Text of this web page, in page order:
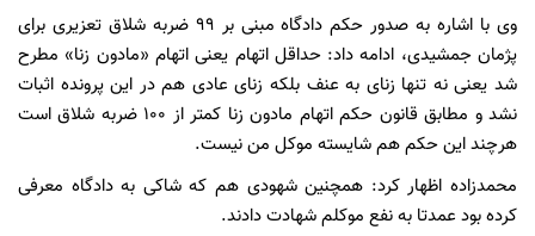
وی با اشاره به صدور حکم دادگاه مبنی بر ۹۹ ضربه شلاق تعزیری برای
پژمان جمشیدی، ادامه داد: حداقل اتهام یعنی اتهام «مادون زنا» مطرح
شد یعنی نه تنها زنای به عنف بلکه زنای عادی هم در این پرونده اثبات
نشد و مطابق قانون حکم اتهام مادون زنا کمتر از ۱۰۰ ضربه شلاق است
هرچند این حکم هم شایسته موکل من نیست.
محمدزاده اظهار کرد: همچنین شهودی هم که شاکی به دادگاه معرفی
کرده بود عمدتا به نفع موکلم شهادت دادند.